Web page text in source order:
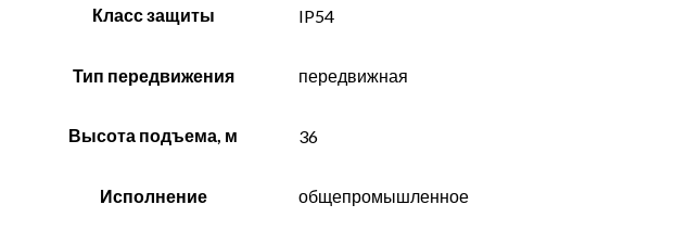
Класс защиты IP54
Тип передвижения передвижная
Высота подъема, м 36
Исполнение общепромышленное